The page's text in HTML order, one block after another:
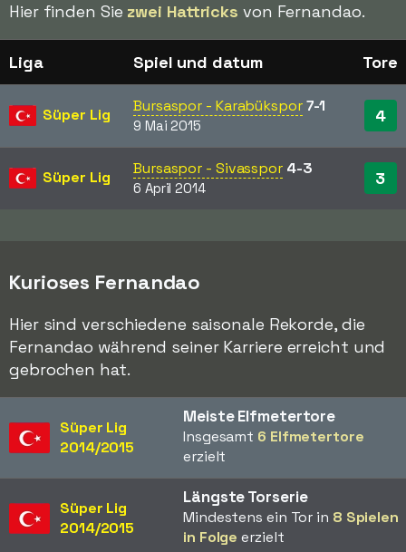
Hier finden Sie zwei Hattricks von Fernandao.
Liga Spiel und datum Tore
Süper Lig Bursaspor - Karabükspor 7-1
9 Mai 2015 4
Süper Lig Bursaspor - Sivasspor 4-3
6 April 2014 3
Kurioses Fernandao
Hier sind verschiedene saisonale Rekorde, die
Fernandao während seiner Karriere erreicht und
gebrochen hat.
Süper Lig
2014/2015
Meiste Elfmetertore
Insgesamt 6 Elfmetertore
erzielt
Süper Lig
2014/2015
Längste Torserie
Mindestens ein Tor in 8 Spielen
in Folge erzielt